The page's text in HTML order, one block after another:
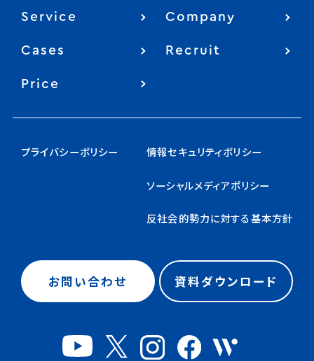
Service
Cases
Price
Company
Recruit
プライバシーポリシー 情報セキュリティポリシー
ソーシャルメディアポリシー
反社会的勢力に対する基本方針
お問い合わせ 資料ダウンロード